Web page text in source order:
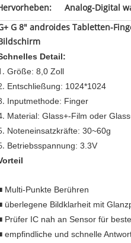
Analog-Digital
G 8" androides Tabletten-
Detail:
Größe: 8,0 Zoll
Entschließung: 1024*1024
Inputmethode: Finger
Material: Glass+-Film oder
Noteneinsatzkräfte: 30~60g
Betriebsspannung: 3.3V
Multi-Punkte Berühren
überlegene Bildklarheit mit
Prüfer IC nah an Sensor für
empfindliche und schnelle